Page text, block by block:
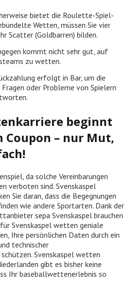
bietet die Roulette-Spiel-
Wetten, müssen Sie vier
Scatter (Goldbarren) bilden.
kommt nicht sehr gut, auf
zu wetten.
erfolgt in Bar, um die
oder Probleme von Spielern
beginnt
Coupon – nur Mut,
da solche Vereinbarungen
verboten sind. Svenskaspel
Sie daran, dass die Begegnungen
wie andere Sportarten. Dank der
sepa Svenskaspel brauchen
Svenskaspel wetten geniale
Ihre persönlichen Daten durch ein
technischer
Svenskaspel wetten
gibt es bisher keine
Ihr baseballwettenerlebnis so